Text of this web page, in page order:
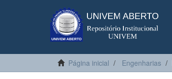
Página inicial Engenharias